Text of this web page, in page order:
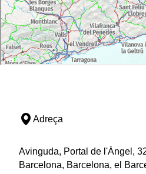
Adreça
Avinguda, Portal de l'Àngel,
Barcelona, Barcelona, el